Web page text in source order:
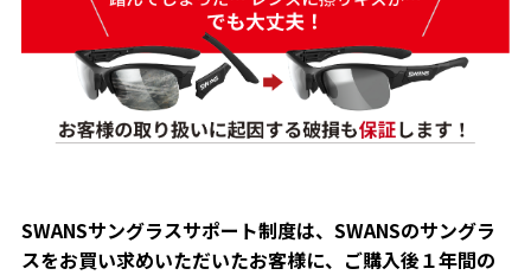
SWANSサングラスサポート制度は、SWANSのサングラ
スをお買い求めいただいたお客様に、ご購入後１年間の